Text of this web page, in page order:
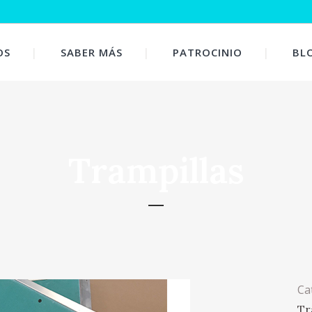
SABER MÁS PATROCINIO